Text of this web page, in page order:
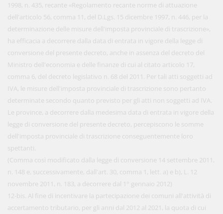
1998, n. 435, recante «Regolamento recante norme di attuazione
dell'articolo 56, comma 11, del D.Lgs. 15 dicembre 1997, n. 446, per la
determinazione delle misure dell'imposta provinciale di trascrizione»,
ha efficacia a decorrere dalla data di entrata in vigore della legge di
conversione del presente decreto, anche in assenza del decreto del
Ministro dell'economia e delle finanze di cui al citato articolo 17,
comma 6, del decreto legislativo n. 68 del 2011. Per tali atti soggetti ad
IVA, le misure dell'imposta provinciale di trascrizione sono pertanto
determinate secondo quanto previsto per gli atti non soggetti ad IVA.
Le province, a decorrere dalla medesima data di entrata in vigore della
legge di conversione del presente decreto, percepiscono le somme
dell'imposta provinciale di trascrizione conseguentemente loro
spettanti.
(Comma così modificato dalla legge di conversione 14 settembre 2011,
n. 148 e, successivamente, dall'art. 30, comma 1, lett. a) e b), L. 12
novembre 2011, n. 183, a decorrere dal 1° gennaio 2012)
12-bis. Al fine di incentivare la partecipazione dei comuni all'attività di
accertamento tributario, per gli anni dal 2012 al 2021, la quota di cui